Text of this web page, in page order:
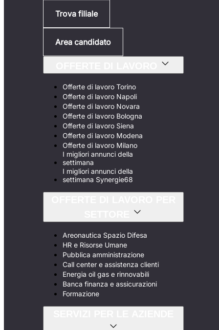
Trova filiale
Area candidato
Offerte di lavoro Torino
Offerte di lavoro Napoli
Offerte di lavoro Novara
Offerte di lavoro Bologna
Offerte di lavoro Siena
Offerte di lavoro Modena
Offerte di lavoro Milano
I migliori annunci della
settimana
I migliori annunci della
settimana Synergie68
Areonautica Spazio Difesa
HR e Risorse Umane
Pubblica amministrazione
Call center e assistenza clienti
Energia oil gas e rinnovabili
Banca finanza e assicurazioni
Formazione